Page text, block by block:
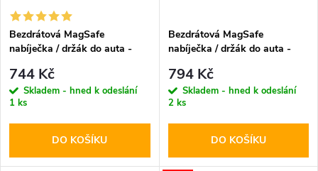
Bezdrátová MagSafe
nabíječka / držák do auta -
Dashboard & Vent
744 Kč
Skladem - hned k odeslání
1 ks
DO KOŠÍKU
Bezdrátová MagSafe
nabíječka / držák do auta -
794 Kč
Skladem - hned k odeslání
2 ks
DO KOŠÍKU